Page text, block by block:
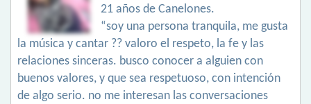
21 años de Canelones.
“soy una persona tranquila, me gusta
la música y cantar ?? valoro el respeto, la fe y las
relaciones sinceras. busco conocer a alguien con
buenos valores, y que sea respetuoso, con intención
de algo serio. no me interesan las conversaciones